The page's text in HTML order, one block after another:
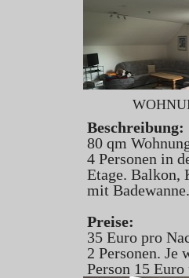
Beschreibung:
80 qm
4 Personen in
Etage. Balkon,
mit Badewanne.
Preise:
35 Euro pro
2 Personen. Je
Person 15